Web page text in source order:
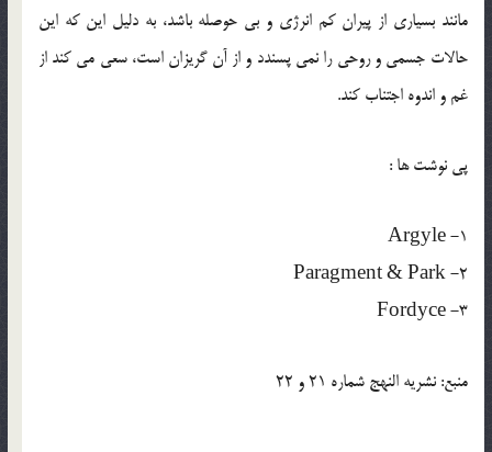
مانند بسياري از پيران کم انرژي و بي حوصله باشد، به دليل اين که اين
حالات جسمي و روحي را نمي پسندد و از آن گريزان است، سعي مي کند از
غم و اندوه اجتناب کند.
پي نوشت ها :
1- Argyle
2- Paragment & Park
3- Fordyce
منبع: نشريه النهج شماره 21 و 22